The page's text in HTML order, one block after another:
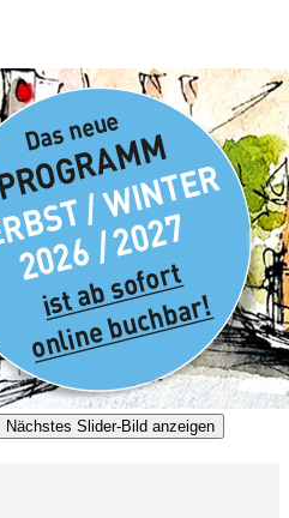
Nächstes Slider-Bild anzeigen